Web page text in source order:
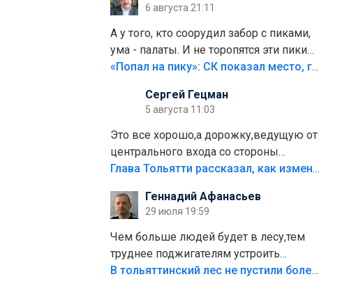
6 августа 21:11
А у того, кто соорудил забор с пиками,
ума - палаты. И не торопятся эти пики
срезать
«Попал на пику»: СК показал место, где был смертельно травмирован ребенок в Тольятти
Сергей Гецман
5 августа 11:03
Это все хорошо,а дорожку,ведущую от
центрального входа со стороны
кафе"Мираж" к аттракционам слабо
плитки не хватило,т.к.осенью и зимой
лежала в парке и испортилась.Да
еще,видимо,часть украли.
Глава Тольятти рассказал, как изменится парк Центрального района
Геннадий Афанасьев
29 июля 19:59
Чем больше людей будет в лесу,тем
труднее поджигателям устроить
пожар.Тех кто разводит костры,тех
В тольяттинский лес не пустили более тысячи автомобилей